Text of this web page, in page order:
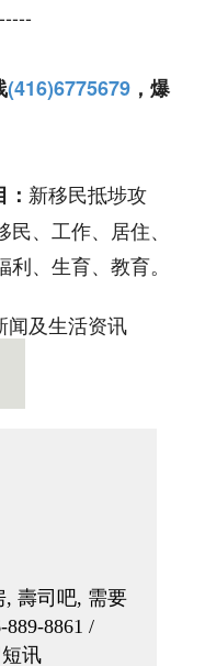
(416)6775679 ，爆
新移民抵埗攻
、工作、居住、
、生育、教育。
闻及生活资讯